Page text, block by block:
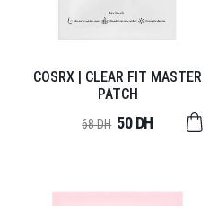
COSRX | CLEAR FIT MASTER
PATCH
68 DH 50 DH